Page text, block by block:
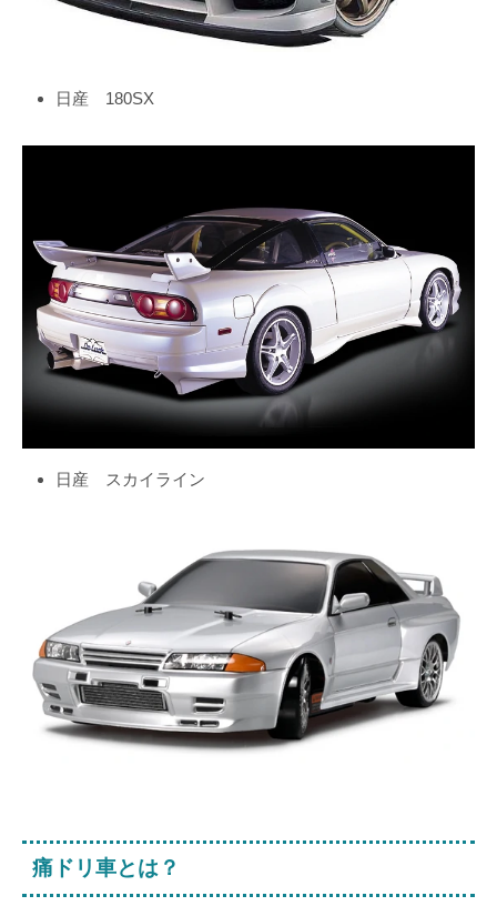
日産 180SX
日産 スカイライン
痛ドリ車とは？